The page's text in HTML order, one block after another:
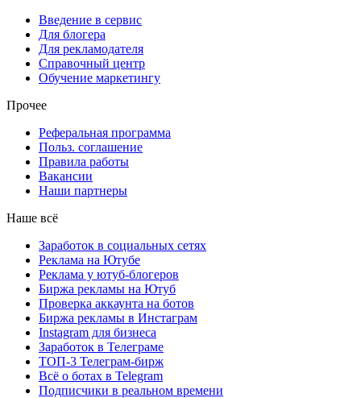
Введение в сервис
Для блогера
Для рекламодателя
Справочный центр
Обучение маркетингу
Прочее
Реферальная программа
Польз. соглашение
Правила работы
Вакансии
Наши партнеры
Наше всё
Заработок в социальных сетях
Реклама на Ютубе
Реклама у ютуб-блогеров
Биржа рекламы на Ютуб
Проверка аккаунта на ботов
Биржа рекламы в Инстаграм
Instagram для бизнеса
Заработок в Телеграме
ТОП-3 Телеграм-бирж
Всё о ботах в Telegram
Подписчики в реальном времени